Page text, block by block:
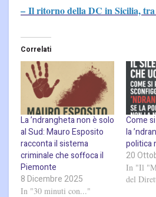
– Il ritorno della DC in Sicilia,
Correlati
La ’ndrangheta non è solo
al Sud: Mauro Esposito
racconta il sistema
criminale che soffoca il
Piemonte
8 Dicembre 2025
In "30 minuti con..."
Come
la
politica
20
In "Il
del